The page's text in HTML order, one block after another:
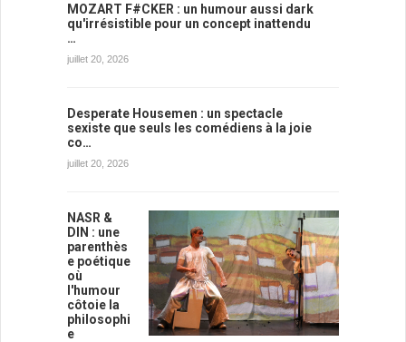
MOZART F#CKER : un humour aussi dark
qu'irrésistible pour un concept inattendu
…
juillet 20, 2026
Desperate Housemen : un spectacle
sexiste que seuls les comédiens à la joie
co…
juillet 20, 2026
NASR &
DIN : une
parenthès
e poétique
où
l'humour
côtoie la
philosophi
e